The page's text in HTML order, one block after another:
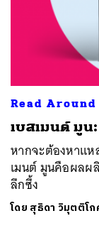
Read Around
เบสเมนต์ มูน
หากจะต้องหาแห
เมนต์ มูนคือผลผ
ลึกซึ้ง
โดย สุธิดา วิมุตติโ